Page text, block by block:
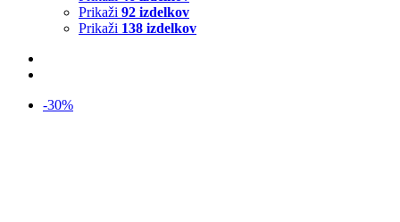
Prikaži 92 izdelkov
Prikaži 138 izdelkov
-30%